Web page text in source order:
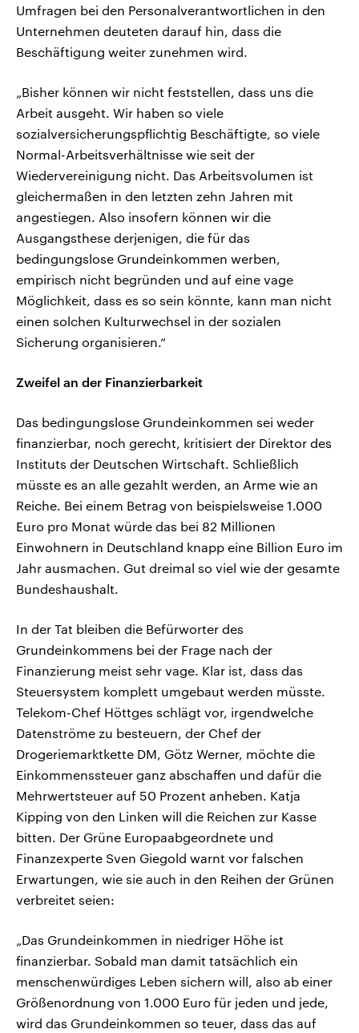
Umfragen bei den Personalverantwortlichen in den
Unternehmen deuteten darauf hin, dass die
Beschäftigung weiter zunehmen wird.
„Bisher können wir nicht feststellen, dass uns die
Arbeit ausgeht. Wir haben so viele
sozialversicherungspflichtig Beschäftigte, so viele
Normal-Arbeitsverhältnisse wie seit der
Wiedervereinigung nicht. Das Arbeitsvolumen ist
gleichermaßen in den letzten zehn Jahren mit
angestiegen. Also insofern können wir die
Ausgangsthese derjenigen, die für das
bedingungslose Grundeinkommen werben,
empirisch nicht begründen und auf eine vage
Möglichkeit, dass es so sein könnte, kann man nicht
einen solchen Kulturwechsel in der sozialen
Sicherung organisieren.“
Zweifel an der Finanzierbarkeit
Das bedingungslose Grundeinkommen sei weder
finanzierbar, noch gerecht, kritisiert der Direktor des
Instituts der Deutschen Wirtschaft. Schließlich
müsste es an alle gezahlt werden, an Arme wie an
Reiche. Bei einem Betrag von beispielsweise 1.000
Euro pro Monat würde das bei 82 Millionen
Einwohnern in Deutschland knapp eine Billion Euro im
Jahr ausmachen. Gut dreimal so viel wie der gesamte
Bundeshaushalt.
In der Tat bleiben die Befürworter des
Grundeinkommens bei der Frage nach der
Finanzierung meist sehr vage. Klar ist, dass das
Steuersystem komplett umgebaut werden müsste.
Telekom-Chef Höttges schlägt vor, irgendwelche
Datenströme zu besteuern, der Chef der
Drogeriemarktkette DM, Götz Werner, möchte die
Einkommenssteuer ganz abschaffen und dafür die
Mehrwertsteuer auf 50 Prozent anheben. Katja
Kipping von den Linken will die Reichen zur Kasse
bitten. Der Grüne Europaabgeordnete und
Finanzexperte Sven Giegold warnt vor falschen
Erwartungen, wie sie auch in den Reihen der Grünen
verbreitet seien:
„Das Grundeinkommen in niedriger Höhe ist
finanzierbar. Sobald man damit tatsächlich ein
menschenwürdiges Leben sichern will, also ab einer
Größenordnung von 1.000 Euro für jeden und jede,
wird das Grundeinkommen so teuer, dass das auf